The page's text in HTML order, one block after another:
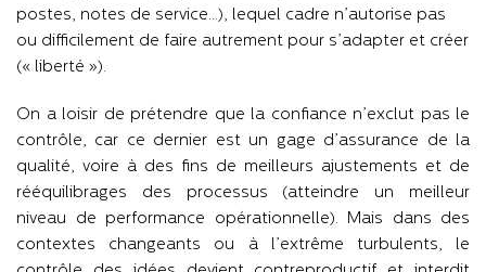
postes, notes de service…), lequel cadre n’autorise pas
ou difficilement de faire autrement pour s’adapter et créer
(« liberté »).
On a loisir de prétendre que la confiance n’exclut pas le
contrôle, car ce dernier est un gage d’assurance de la
qualité, voire à des fins de meilleurs ajustements et de
rééquilibrages des processus (atteindre un meilleur
niveau de performance opérationnelle). Mais dans des
contextes changeants ou à l’extrême turbulents, le